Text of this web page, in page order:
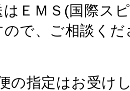
ＥＭＳ(国際ス
で、ご相談くだ
の指定はお受け